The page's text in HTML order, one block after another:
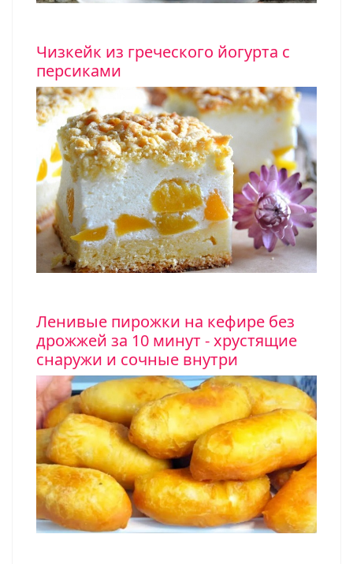
Чизкейк из греческого йогурта с
персиками
Ленивые пирожки на кефире без
дрожжей за 10 минут - хрустящие
снаружи и сочные внутри